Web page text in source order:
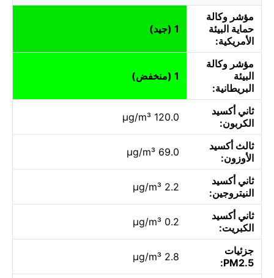
مؤشر وكالة
حماية البيئة
الأمريكية:
1 (جيد)
مؤشر وكالة
البيئة
البريطانية:
1 (منخفض)
ثاني أكسيد
الكربون:
120.0 µg/m³
ثالث أكسيد
الأوزون:
69.0 µg/m³
ثاني أكسيد
النيتروجين:
2.2 µg/m³
ثاني أكسيد
الكبريت:
0.2 µg/m³
جزئيات
PM2.5:
2.8 µg/m³